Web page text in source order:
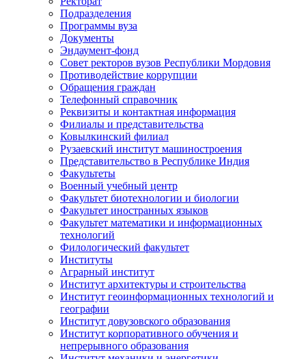
Подразделения
Программы вуза
Документы
Эндаумент-фонд
Совет ректоров вузов Республики Мордовия
Противодействие коррупции
Обращения граждан
Телефонный справочник
Реквизиты и контактная информация
Филиалы и представительства
Ковылкинский филиал
Рузаевский институт машиностроения
Представительство в Республике Индия
Факультеты
Военный учебный центр
Факультет биотехнологии и биологии
Факультет иностранных языков
Факультет математики и информационных
технологий
Филологический факультет
Институты
Аграрный институт
Институт архитектуры и строительства
Институт геоинформационных технологий и
географии
Институт довузовского образования
Институт корпоративного обучения и
непрерывного образования